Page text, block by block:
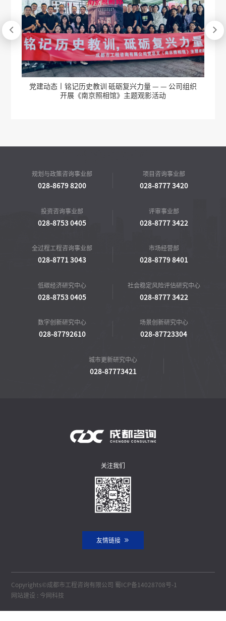
党建动态丨铭记历史教训 砥砺复兴力量 — — 公司组织
开展《南京照相馆》主题观影活动
 
规划与政策咨询事业部
028-8679 8200
项目咨询事业部
028-8777 3420
投资咨询事业部
028-8753 0405
评审事业部
028-8777 3422
全过程工程咨询事业部
028-8771 3043
市场经营部
028-8779 8401
低碳经济研究中心
028-8753 0405
社会稳定风险评估研究中心
028-8777 3422
数字创新研究中心
028-87792610
场景创新研究中心
028-87723304
城市更新研究中心
028-87773421
关注我们
友情链接
Copyrights©成都市工程咨询有限公司 蜀ICP备14028708号-1
网站建设 : 今网科技